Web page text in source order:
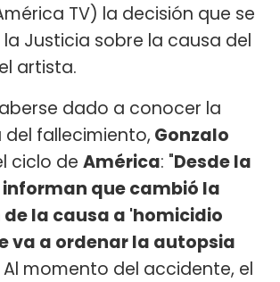
TV) la decisión que se
Justicia sobre la causa del
artista.
dado a conocer la
fallecimiento, Gonzalo
ciclo de América: "Desde la
que cambió la
la causa a 'homicidio
va a ordenar la autopsia
Al momento del accidente, el